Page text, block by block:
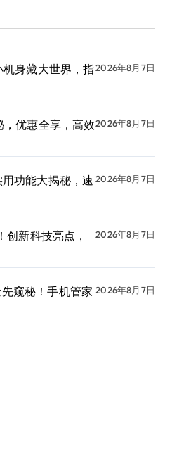
身藏大世界，指2026年8月7日
优惠全享，高效2026年8月7日
功能大揭秘，速 2026年8月7日
创新科技亮点，
2026年8月7日
窥秘！手机管家 2026年8月7日